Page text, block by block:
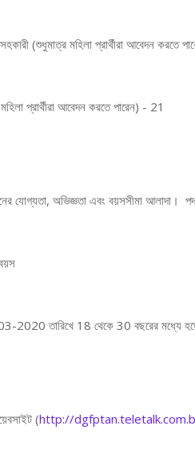
(শুধুমাত্র মহিলা প্রার্থীরা আবেদন করতে
প্রার্থীরা আবেদন করতে পারেন) - 21
যোগ্যতা, অভিজ্ঞতা এবং বয়সসীমা আলাদা। পদ
2020 তারিখে 18 থেকে 30 বছরের মধ্যে
(http://